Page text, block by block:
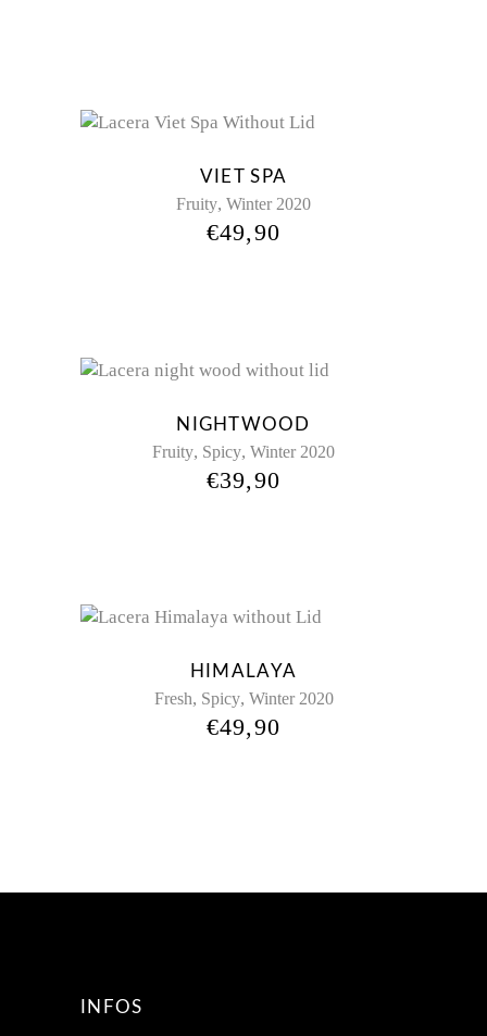
VIET SPA
Fruity, Winter 2020
€49,90
NIGHTWOOD
Fruity, Spicy, Winter 2020
€39,90
HIMALAYA
Fresh, Spicy, Winter 2020
€49,90
INFOS